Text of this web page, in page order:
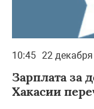
10:45 22 декабря
Зарплата за
Хакасии